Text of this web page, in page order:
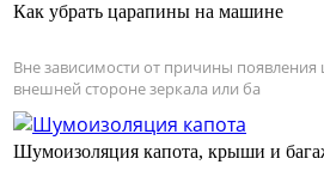
Как убрать царапины на машине
Вне зависимости от причины появления
внешней стороне зеркала или ба
Шумоизоляция капота, крыши и